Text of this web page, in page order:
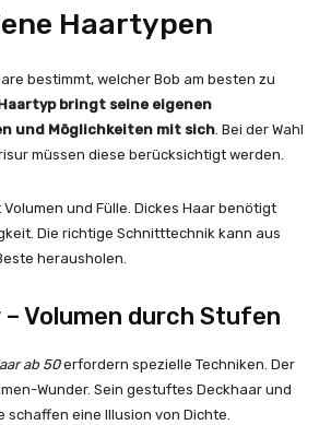
Haartypen
bestimmt, welcher Bob am besten zu
bringt seine eigenen
und Möglichkeiten mit sich. Bei der Wahl
müssen diese berücksichtigt werden.
und Fülle. Dickes Haar benötigt
Die richtige Schnitttechnik kann aus
herausholen.
– Volumen durch Stufen
ab 50erfordern spezielle Techniken. Der
Wunder. Sein gestuftes Deckhaar und
schaffen eine Illusion von Dichte.